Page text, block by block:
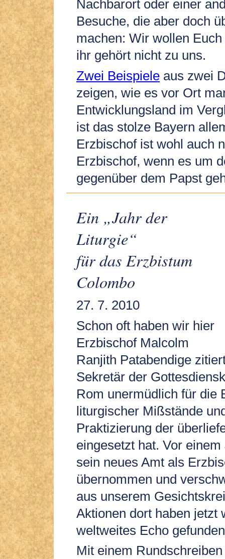
Nachbarort oder einer
Besuche, die aber doch
machen: Wir wollen
ihr gehört nicht zu uns.
Zwei Beispiele aus zwei
zeigen, wie es vor Ort
Entwicklungsland im
ist das stolze Bayern
Erzbischof ist wohl auch
Erzbischof, wenn es um
gegenüber dem Papst
Ein „Jahr der
Liturgie“
für das Erzbistum
Colombo
27. 7. 2010
Schon oft haben wir hier
Erzbischof Malcolm
Ranjith Patabendige
Sekretär der
Rom unermüdlich für die
liturgischer Mißstände
Praktizierung der
eingesetzt hat. Vor
sein neues Amt als
übernommen und
aus unserem
Aktionen dort haben jetzt
weltweites Echo
Mit einem